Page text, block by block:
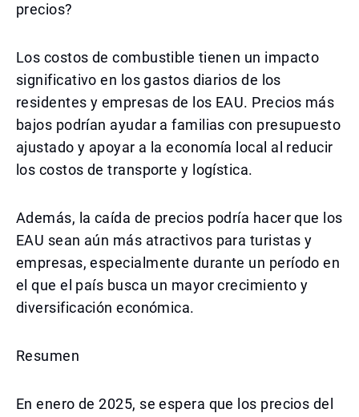
precios?
Los costos de combustible tienen un impacto
significativo en los gastos diarios de los
residentes y empresas de los EAU. Precios más
bajos podrían ayudar a familias con presupuesto
ajustado y apoyar a la economía local al reducir
los costos de transporte y logística.
Además, la caída de precios podría hacer que los
EAU sean aún más atractivos para turistas y
empresas, especialmente durante un período en
el que el país busca un mayor crecimiento y
diversificación económica.
Resumen
En enero de 2025, se espera que los precios del